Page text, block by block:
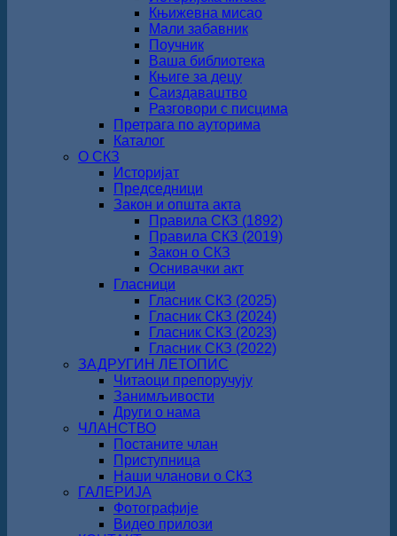
Књижевна мисао
Мали забавник
Поучник
Ваша библиотека
Књиге за децу
Саиздаваштво
Разговори с писцима
Претрага по ауторима
Каталог
О СКЗ
Историјат
Председници
Закон и општа акта
Правила СКЗ (1892)
Правила СКЗ (2019)
Закон о СКЗ
Оснивачки акт
Гласници
Гласник СКЗ (2025)
Гласник СКЗ (2024)
Гласник СКЗ (2023)
Гласник СКЗ (2022)
ЗАДРУГИН ЛЕТОПИС
Читаоци препоручују
Занимљивости
Други о нама
ЧЛАНСТВО
Постаните члан
Приступница
Наши чланови о СКЗ
ГАЛЕРИЈА
Фотографије
Видео прилози